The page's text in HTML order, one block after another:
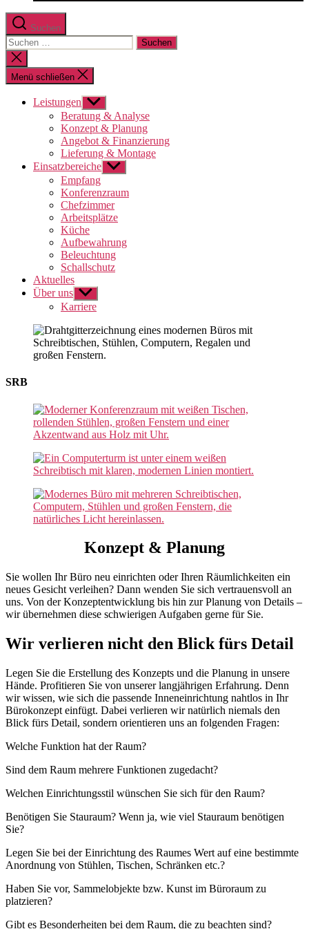
Suchen
Suchen
nach:
Suche
schließen
Menü schließen
Leistungen Untermenü
anzeigen
Beratung & Analyse
Konzept & Planung
Angebot & Finanzierung
Lieferung & Montage
Einsatzbereiche Untermenü
anzeigen
Empfang
Konferenzraum
Chefzimmer
Arbeitsplätze
Küche
Aufbewahrung
Beleuchtung
Schallschutz
Aktuelles
Über uns Untermenü
anzeigen
Karriere
SRB
Konzept & Planung
Sie wollen Ihr Büro neu einrichten oder Ihren Räumlichkeiten ein
neues Gesicht verleihen? Dann wenden Sie sich vertrauensvoll an
uns. Von der Konzeptentwicklung bis hin zur Planung von Details –
wir übernehmen diese schwierigen Aufgaben gerne für Sie.
Wir verlieren nicht den Blick fürs Detail
Legen Sie die Erstellung des Konzepts und die Planung in unsere
Hände. Profitieren Sie von unserer langjährigen Erfahrung. Denn
wir wissen, wie sich die passende Inneneinrichtung nahtlos in Ihr
Bürokonzept einfügt. Dabei verlieren wir natürlich niemals den
Blick fürs Detail, sondern orientieren uns an folgenden Fragen:
Welche Funktion hat der Raum?
Sind dem Raum mehrere Funktionen zugedacht?
Welchen Einrichtungsstil wünschen Sie sich für den Raum?
Benötigen Sie Stauraum? Wenn ja, wie viel Stauraum benötigen
Sie?
Legen Sie bei der Einrichtung des Raumes Wert auf eine bestimmte
Anordnung von Stühlen, Tischen, Schränken etc.?
Haben Sie vor, Sammelobjekte bzw. Kunst im Büroraum zu
platzieren?
Gibt es Besonderheiten bei dem Raum, die zu beachten sind?